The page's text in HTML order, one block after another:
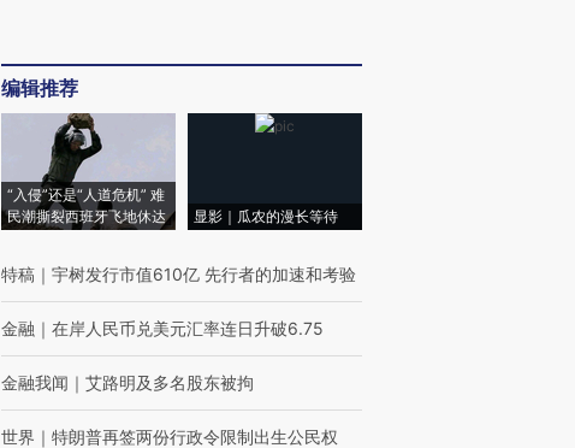
编辑推荐
“入侵”还是“人道危机” 难
民潮撕裂西班牙飞地休达
显影｜瓜农的漫长等待
特稿 ｜ 宇树发行市值610亿 先行者的加速和考验
金融 ｜ 在岸人民币兑美元汇率连日升破6.75
金融我闻 ｜ 艾路明及多名股东被拘
世界 ｜ 特朗普再签两份行政令限制出生公民权